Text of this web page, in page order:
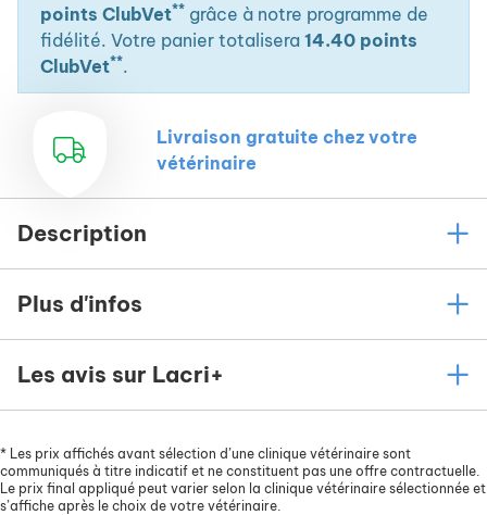
points ClubVet** grâce à notre programme de
fidélité. Votre panier totalisera 14.40 points
ClubVet**.
Livraison gratuite chez votre
vétérinaire
Description
Plus d'infos
Les avis sur Lacri+
* Les prix affichés avant sélection d’une clinique vétérinaire sont
communiqués à titre indicatif et ne constituent pas une offre contractuelle.
Le prix final appliqué peut varier selon la clinique vétérinaire sélectionnée et
s’affiche après le choix de votre vétérinaire.